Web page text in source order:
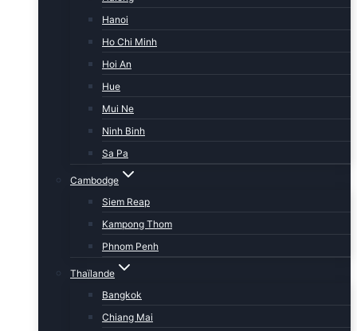
Hanoi
Ho Chi Minh
Hoi An
Hue
Mui Ne
Ninh Binh
Sa Pa
Cambodge
Siem Reap
Kampong Thom
Phnom Penh
Thaïlande
Bangkok
Chiang Mai